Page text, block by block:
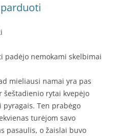
padėjo nemokami skelbimai
mieliausi namai yra pas
šeštadienio rytai kvepėjo
pyragais. Ten prabėgo
turėjom savo
pasaulis, o žaislai buvo